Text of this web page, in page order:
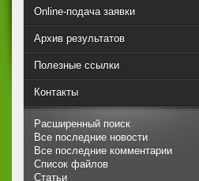
Online-подача заявки
Архив результатов
Полезные ссылки
Контакты
Расширенный поиск
Все последние новости
Все последние комментарии
Список файлов
Статьи